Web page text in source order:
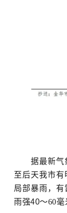
据最新气
至后天我市有
局部暴雨，
雨强40～60毫